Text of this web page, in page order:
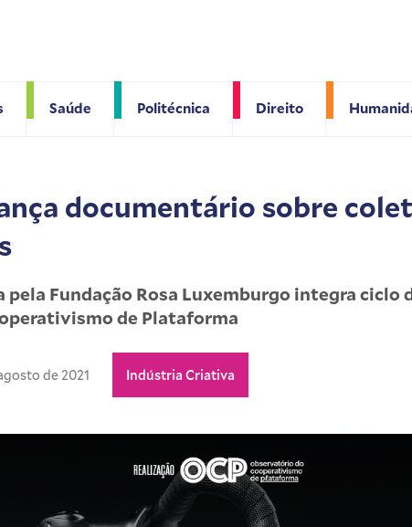
Saúde Politécnica Direito
documentário sobre
Fundação Rosa Luxemburgo integra ciclo
de Plataforma
de 2021 Indústria Criativa